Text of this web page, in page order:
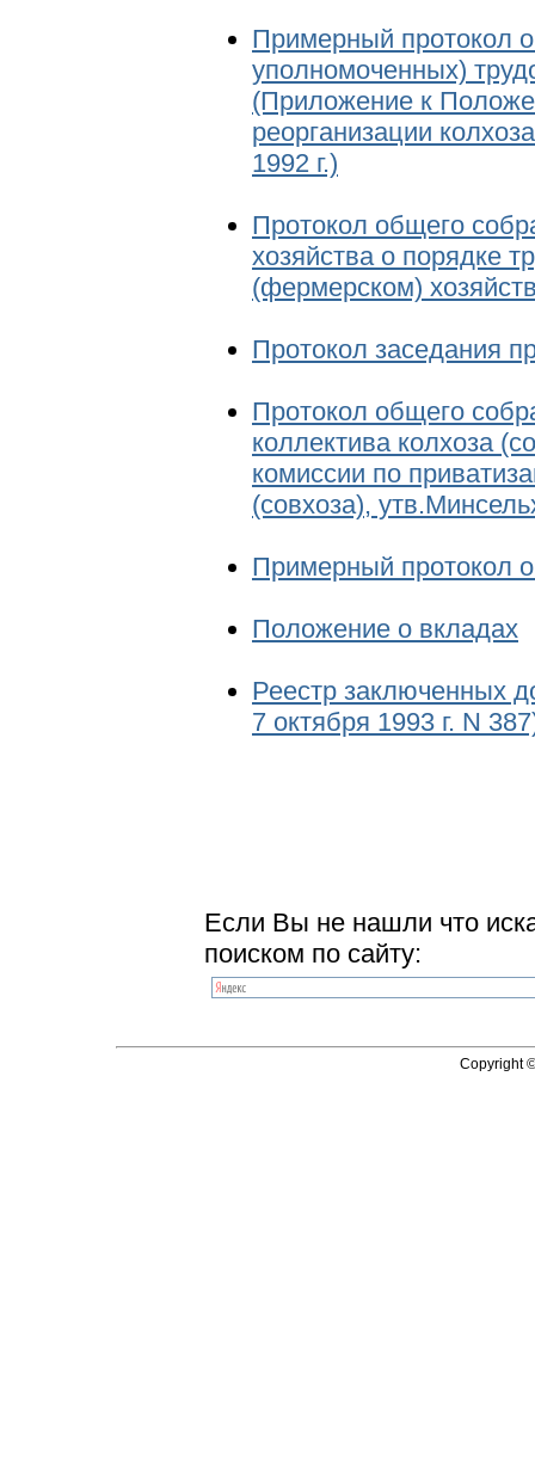
Примерный протокол
уполномоченных)
(Приложение к
реорганизации
1992 г.)
Протокол общего
хозяйства о порядке
(фермерском)
Протокол заседания
Протокол общего
коллектива колхоза
комиссии по
(совхоза),
Примерный протокол
Положение о вкладах
Реестр заключенных
7 октября 1993 г. N
Если Вы не нашли что
поиском по сайту:
Copyright